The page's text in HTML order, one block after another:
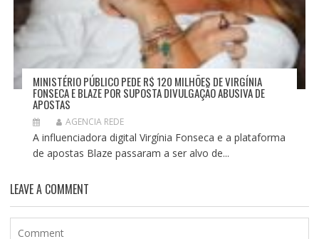
MINISTÉRIO PÚBLICO PEDE R$ 120 MILHÕES DE VIRGÍNIA
FONSECA E BLAZE POR SUPOSTA DIVULGAÇÃO ABUSIVA DE
APOSTAS
AGENCIA REDE
A influenciadora digital Virgínia Fonseca e a plataforma
de apostas Blaze passaram a ser alvo de...
LEAVE A COMMENT